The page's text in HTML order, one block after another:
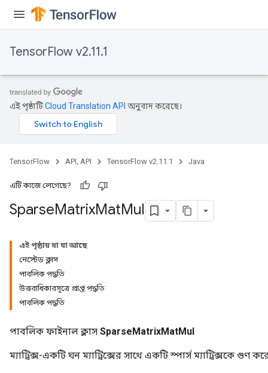
TensorFlow v2.11.1
এই পৃষ্ঠাটিCloud Translation API অনুবাদ করেছে।
TensorFlow API, API TensorFlow v2.11.1 Java
এটি কাজে লেগেছে?
SparseMatrixMatMul
এই পৃষ্ঠায় যা যা আছে
নেস্টেড ক্লাস
পাবলিক পদ্ধতি
উত্তরাধিকারসূত্রে প্রাপ্ত পদ্ধতি
পাবলিক পদ্ধতি
পাবলিক ফাইনাল ক্লাস SparseMatrixMatMul
ম্যাট্রিক্স-একটি ঘন ম্যাট্রিক্সের সাথে একটি স্পার্স ম্যাট্রিক্সকে গুণ